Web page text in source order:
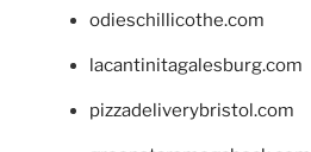
odieschillicothe.com
lacantinitagalesburg.com
pizzadeliverybristol.com